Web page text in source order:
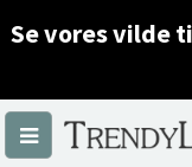
Se vores vilde